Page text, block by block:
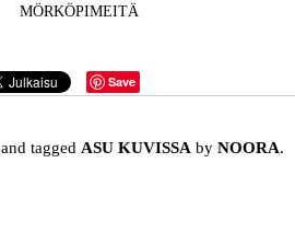
MÖRKÖPIMEITÄ
Save
and tagged ASU KUVISSA byNOORA.